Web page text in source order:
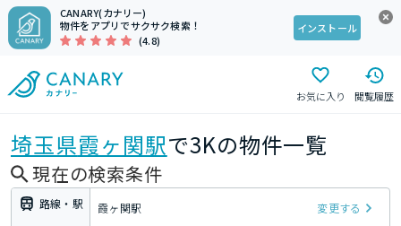
CANARY(カナリー)
物件をアプリでサクサク検索！
(4.8)
インストール
お気に入り 閲覧履歴
埼玉県霞ヶ関駅で3Kの物件一覧
現在の検索条件
路線・駅 霞ヶ関駅 変更する